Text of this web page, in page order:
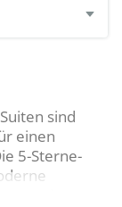
sind
einen
5-Sterne-
oder